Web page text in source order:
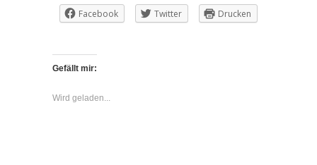
Facebook Twitter Drucken
Gefällt mir:
Wird geladen...